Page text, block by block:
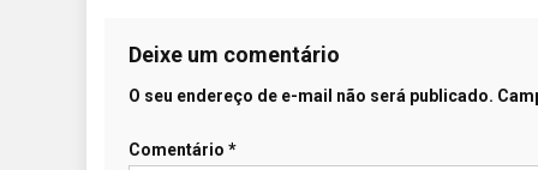
Deixe um comentário
O seu endereço de e-mail não será publicado.
Comentário *